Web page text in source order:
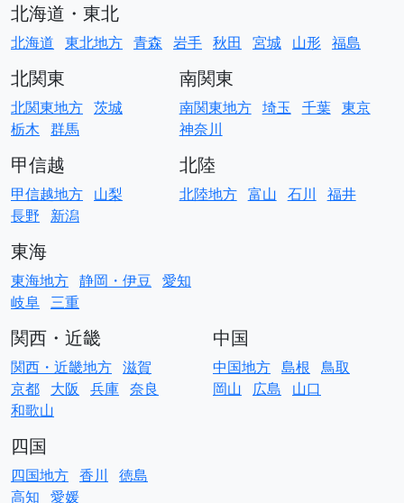
北海道・東北
北海道 東北地方 青森 岩手 秋田 宮城 山形 福島
北関東
北関東地方 茨城
栃木 群馬
南関東
南関東地方 埼玉 千葉 東京
神奈川
甲信越
甲信越地方 山梨
長野
新潟
北陸
北陸地方 富山 石川 福井
東海
東海地方 静岡・伊豆 愛知
岐阜 三重
関西・近畿
関西・近畿地方 滋賀
京都 大阪 兵庫 奈良
和歌山
中国
中国地方 島根 鳥取
岡山
広島 山口
四国
四国地方 香川
徳島
高知 愛媛